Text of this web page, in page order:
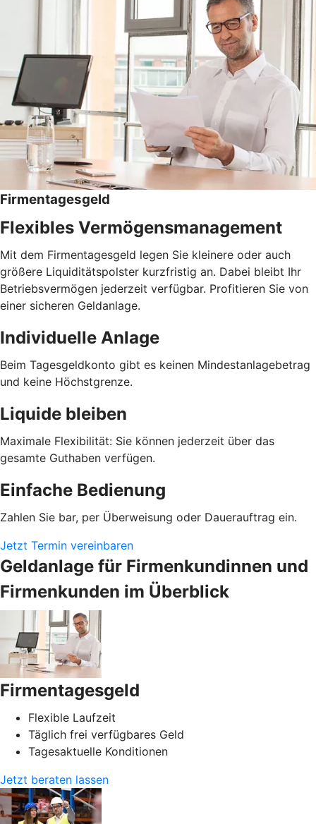
Firmentagesgeld
Flexibles Vermögensmanagement
Mit dem Firmentagesgeld legen Sie kleinere oder auch
größere Liquiditätspolster kurzfristig an. Dabei bleibt Ihr
Betriebsvermögen jederzeit verfügbar. Profitieren Sie von
einer sicheren Geldanlage.
Individuelle Anlage
Beim Tagesgeldkonto gibt es keinen Mindestanlagebetrag
und keine Höchstgrenze.
Liquide bleiben
Maximale Flexibilität: Sie können jederzeit über das
gesamte Guthaben verfügen.
Einfache Bedienung
Zahlen Sie bar, per Überweisung oder Dauerauftrag ein.
Jetzt Termin vereinbaren
Geldanlage für Firmenkundinnen und
Firmenkunden im Überblick
Firmentagesgeld
Flexible Laufzeit
Täglich frei verfügbares Geld
Tagesaktuelle Konditionen
Jetzt beraten lassen